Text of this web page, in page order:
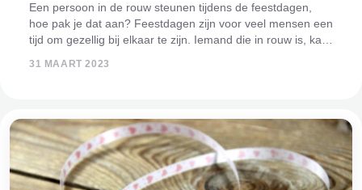
Een persoon in de rouw steunen tijdens de feestdagen,
hoe pak je dat aan? Feestdagen zijn voor veel mensen een
tijd om gezellig bij elkaar te zijn. Iemand die in rouw is, kan
31 MAART 2023